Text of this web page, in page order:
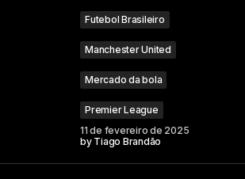
Futebol Brasileiro
Manchester United
Mercado da bola
Premier League
11 de fevereiro de 2025
by Tiago Brandão